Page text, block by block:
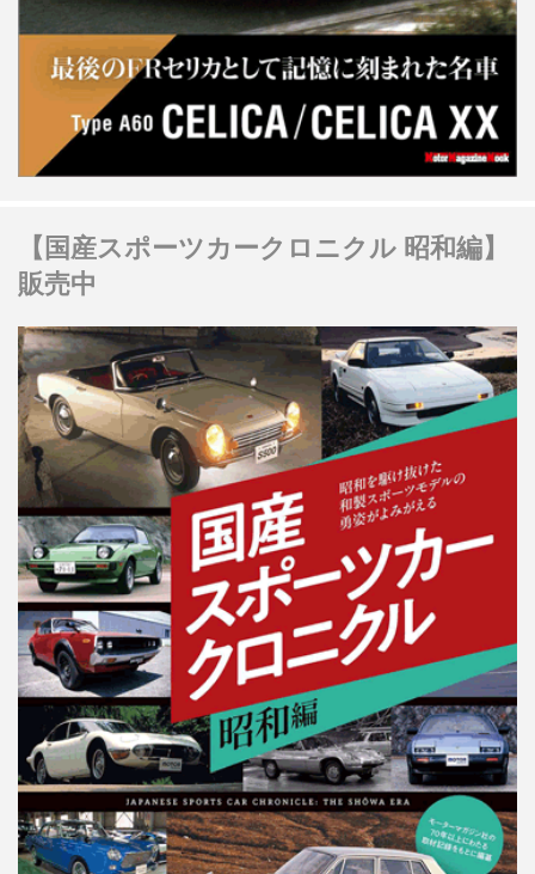
【国産スポーツカークロニクル 昭和編】
販売中